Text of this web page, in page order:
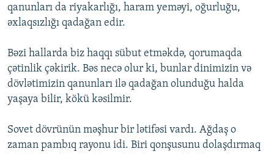
qanunları da riyakarlığı, haram yeməyi, oğurluğu,
əxlaqsızlığı qadağan edir.
Bəzi hallarda biz haqqı sübut etməkdə, qorumaqda
çətinlik çəkirik. Bəs necə olur ki, bunlar dinimizin və
dövlətimizin qanunları ilə qadağan olunduğu halda
yaşaya bilir, kökü kəsilmir.
Sovet dövrünün məşhur bir lətifəsi vardı. Ağdaş o
zaman pambıq rayonu idi. Biri qonşusunu dolaşdırmaq